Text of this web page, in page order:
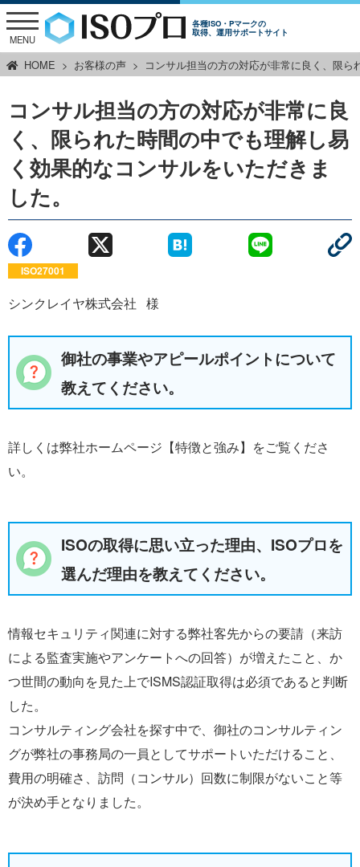
各種ISO・Pマークの
取得、運用サポートサイト
MENU
HOME お客様の声 コンサル担当の方の対応が非常に良く、限
コンサル担当の方の対応が非常に良
く、限られた時間の中でも理解し易
く効果的なコンサルをいただきま
した。
ISO27001
シンクレイヤ株式会社 様
御社の事業やアピールポイントについて
教えてください。
詳しくは弊社ホームページ 【特徴と強み】 をご覧くださ
い。
ISOの取得に思い立った理由、ISOプロを
選んだ理由を教えてください。
情報セキュリティ関連に対する弊社客先からの要請（来訪
による監査実施やアンケートへの回答）が増えたこと、か
つ世間の動向を見た上でISMS認証取得は必須であると判断
した。
コンサルティング会社を探す中で、御社のコンサルティン
グが弊社の事務局の一員としてサポートいただけること、
費用の明確さ、訪問（コンサル）回数に制限がないこと等
が決め手となりました。